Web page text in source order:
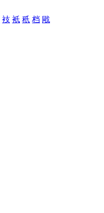
衼 衹 秖 档 戙